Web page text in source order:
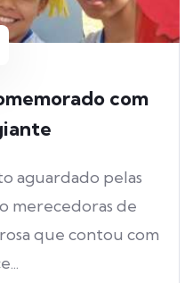
com
aguardado pelas
merecedoras de
que contou com